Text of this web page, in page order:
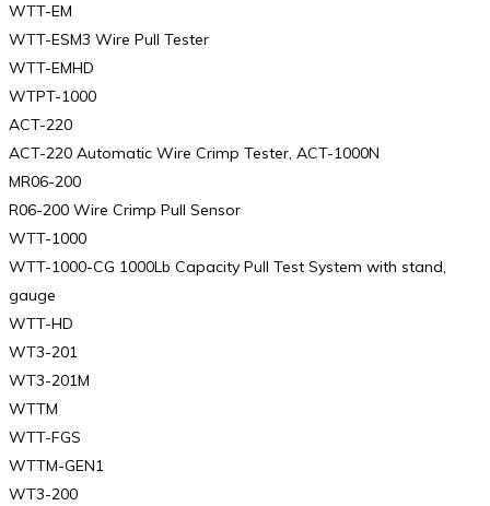
WTT-EM
WTT-ESM3 Wire Pull Tester
WTT-EMHD
WTPT-1000
ACT-220
ACT-220 Automatic Wire Crimp Tester, ACT-1000N
MR06-200
R06-200 Wire Crimp Pull Sensor
WTT-1000
WTT-1000-CG 1000Lb Capacity Pull Test System with stand,
gauge
WTT-HD
WT3-201
WT3-201M
WTTM
WTT-FGS
WTTM-GEN1
WT3-200